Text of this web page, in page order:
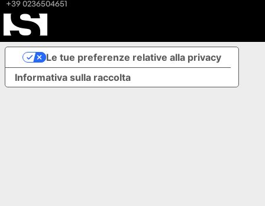
+39 0236504651
Informativa sulla raccolta
Le tue preferenze relative alla privacy